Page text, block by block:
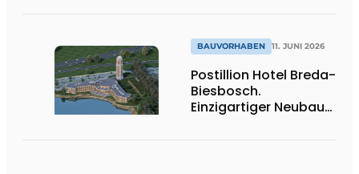
BAUVORHABEN 11. JUNI 2026
Postillion Hotel Breda-
Biesbosch.
Einzigartiger Neubau